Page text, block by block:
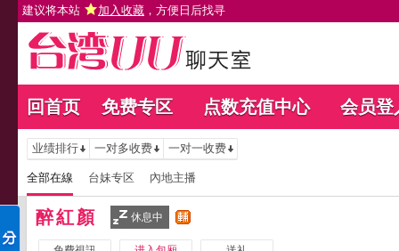
建议将本站 加入收藏 ，方便日后找寻
回首页 免费专区 点数充值中心 会员登
业绩排行 一对多收费 一对一收费
全部在線 台妹专区 內地主播
醉紅顏 休息中